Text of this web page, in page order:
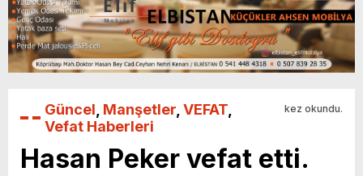
Güncel Manşetler VEFAT
Vefat Haberleri
kez okundu.
Hasan Peker vefat etti.